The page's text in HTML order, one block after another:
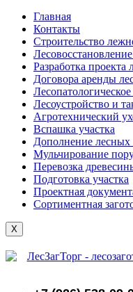
Главная
Контакты
Строительство
Разработка проекта
Договора аренды
Лесоустройство и
Агротехнический
Вспашка участка
Дополнение лесных
Мульчирование
Перевозка
Подготовка участка
Проектная
Сортиментная
X